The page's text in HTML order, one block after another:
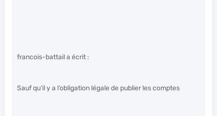
francois-battail a écrit :
Sauf qu’il y a l’obligation légale de publier les comptes